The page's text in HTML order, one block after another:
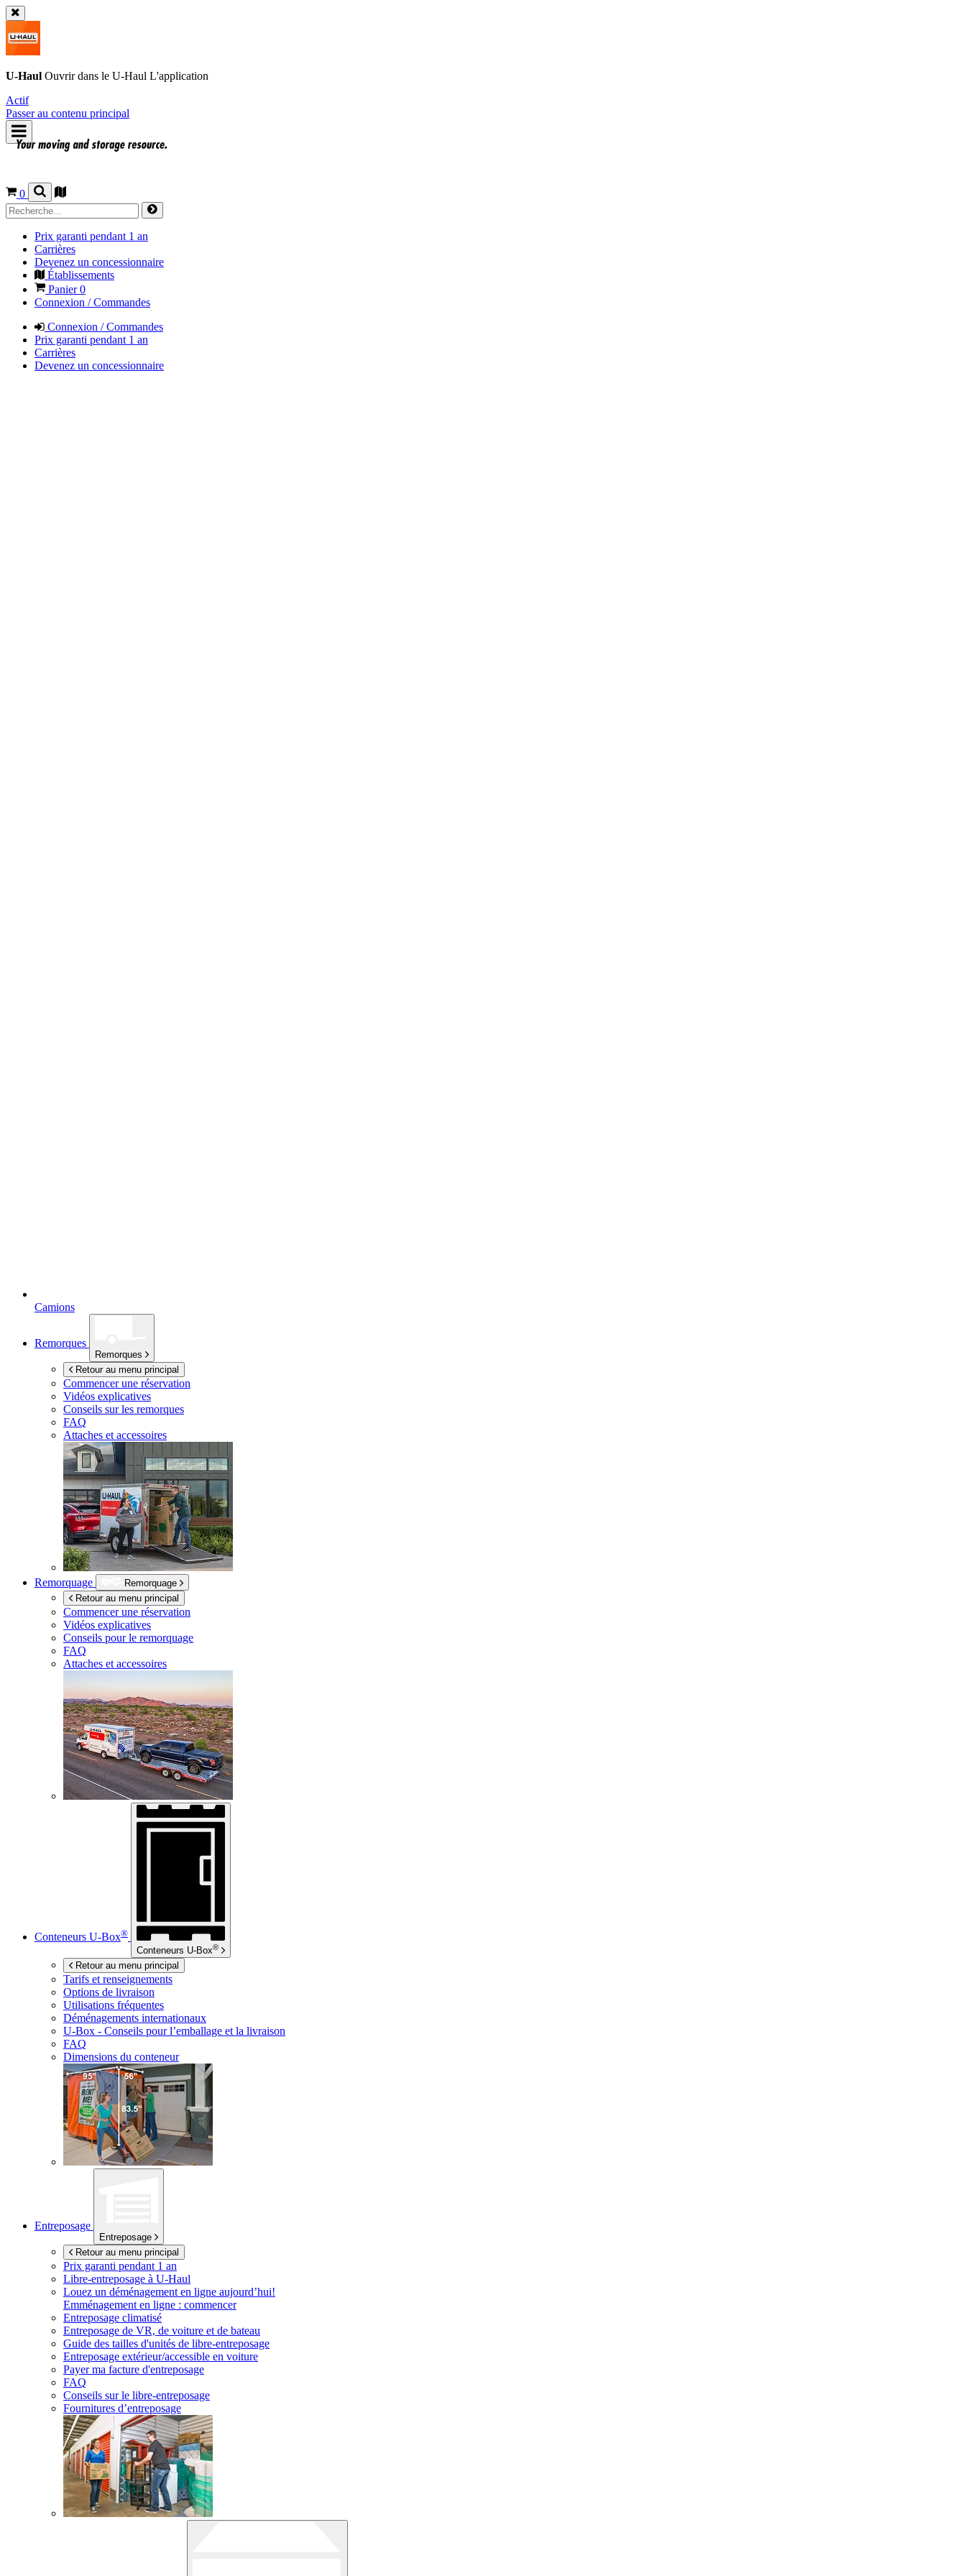
U-Haul Ouvrir dans le U-Haul L'application
Actif
Passer au contenu principal
0
Prix garanti pendant 1 an
Carrières
Devenez un concessionnaire
Établissements
Panier0
Connexion / Commandes
Connexion / Commandes
Prix garanti pendant 1 an
Carrières
Devenez un concessionnaire
Camions
Remorques
Remorques
Retour au menu principal
Commencer une réservation
Vidéos explicatives
Conseils sur les remorques
FAQ
Attaches et accessoires
Remorquage
Remorquage
Retour au menu principal
Commencer une réservation
Vidéos explicatives
Conseils pour le remorquage
FAQ
Attaches et accessoires
Conteneurs U-Box®
Conteneurs U-Box®
Retour au menu principal
Tarifs et renseignements
Options de livraison
Utilisations fréquentes
Déménagements internationaux
U-Box - Conseils pour l’emballage et la livraison
FAQ
Dimensions du conteneur
Entreposage
Entreposage
Retour au menu principal
Prix garanti pendant 1 an
Libre-entreposage à U-Haul
Louez un déménagement en ligne aujourd’hui!
Emménagement en ligne : commencer
Entreposage climatisé
Entreposage de VR, de voiture et de bateau
Guide des tailles d'unités de libre-entreposage
Entreposage extérieur/accessible en voiture
Payer ma facture d'entreposage
FAQ
Conseils sur le libre-entreposage
Fournitures d’entreposage